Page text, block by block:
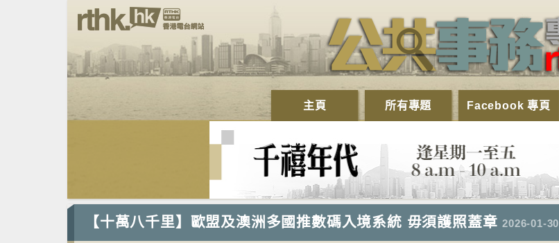
主頁 所有專題 Facebook 專頁
【十萬八千里】歐盟及澳洲多國推數碼入境系統 毋須護照蓋章2026-01-30